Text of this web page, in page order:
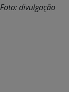
Foto: divulgação